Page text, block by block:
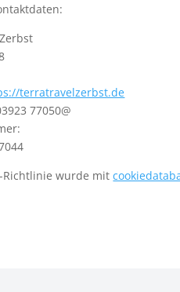
terratravelzerbst.de
77050@
Richtlinie wurde mit